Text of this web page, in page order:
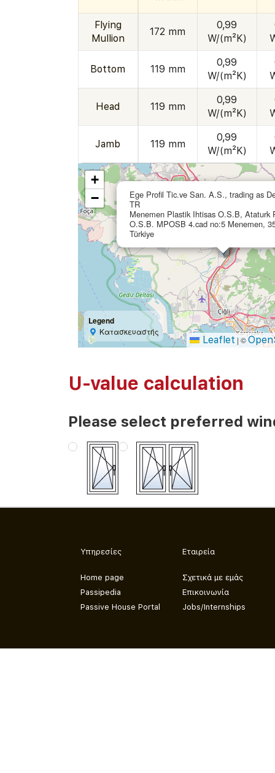
Flying
Mullion
172 mm
0,99
W/(m²K)
Bottom 119 mm
0,99
W/(m²K)
Head 119 mm
0,99
W/(m²K)
Jamb 119 mm
0,99
W/(m²K)
Ege Profil Tic.ve San. A.S., trading as
TR
Menemen Plastik Ihtisas O.S.B, Ataturk
O.S.B. MPOSB 4.cad no:5 Menemen,
Türkiye
+
−
Legend
Κατασκευαστής
Leaflet | ©
U-value calculation
Please select preferred
Υπηρεσίες
Home page
Passipedia
Passive House Portal
Εταιρεία
Σχετικά με εμάς
Επικοινωνία
Jobs/Internships